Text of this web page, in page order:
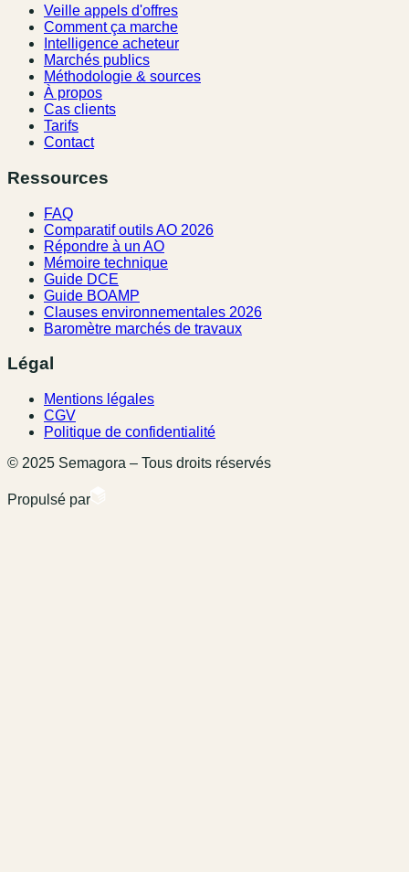
Veille appels d'offres
Comment ça marche
Intelligence acheteur
Marchés publics
Méthodologie & sources
À propos
Cas clients
Tarifs
Contact
Ressources
FAQ
Comparatif outils AO 2026
Répondre à un AO
Mémoire technique
Guide DCE
Guide BOAMP
Clauses environnementales 2026
Baromètre marchés de travaux
Légal
Mentions légales
CGV
Politique de confidentialité
© 2025 Semagora – Tous droits réservés
Propulsé par